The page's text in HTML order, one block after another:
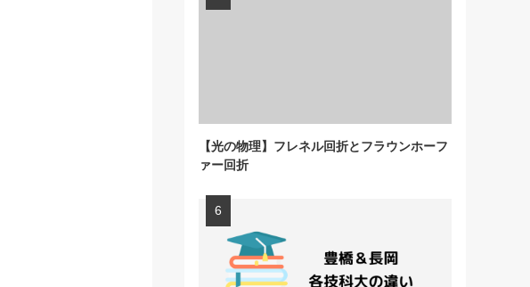
【光の物理】フレネル回折とフラウンホーフ
ァー回折